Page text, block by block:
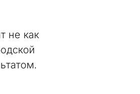
не как